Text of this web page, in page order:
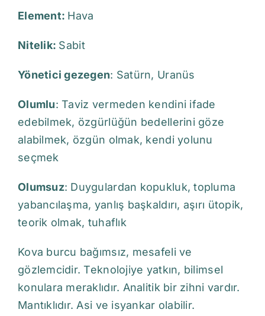
Element: Hava
Nitelik: Sabit
Yönetici gezegen: Satürn, Uranüs
Olumlu: Taviz vermeden kendini ifade
edebilmek, özgürlüğün bedellerini göze
alabilmek, özgün olmak, kendi yolunu
seçmek
Olumsuz: Duygulardan kopukluk, topluma
yabancılaşma, yanlış başkaldırı, aşırı ütopik,
teorik olmak, tuhaflık
Kova burcu bağımsız, mesafeli ve
gözlemcidir. Teknolojiye yatkın, bilimsel
konulara meraklıdır. Analitik bir zihni vardır.
Mantıklıdır. Asi ve isyankar olabilir.